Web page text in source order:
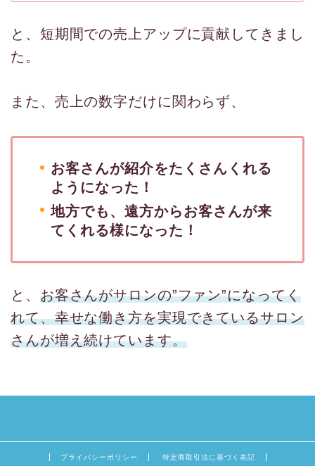
と、短期間での売上アップに貢献してきまし
た。
また、売上の数字だけに関わらず、
お客さんが紹介をたくさんくれる
ようになった！
地方でも、遠方からお客さんが来
てくれる様になった！
と、 お客さんがサロンの”ファン”になってく
れて、幸せな働き方を実現できているサロン
さんが増え続けています。
プライバシーポリシー 特定商取引法に基づく表記